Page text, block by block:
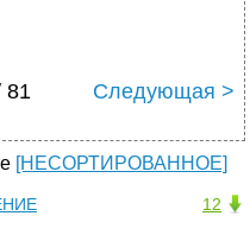
81 Следующая >
[НЕСОРТИРОВАННОЕ]
12